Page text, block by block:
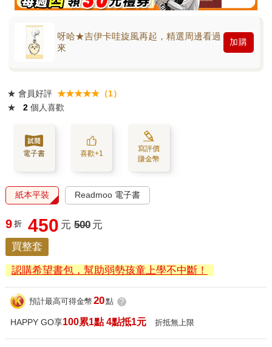
呀哈★吉伊卡哇旋風再起，精選周邊看過
來
加購
★ 會員好評 ★★★★★（1）
★
2 個人喜歡
電子書 喜歡+1
寫評價
賺金幣
紙本平裝 Readmoo 電子書
9 折 450 元 500 元
買整套
認購希望書包，幫助弱勢孩童上學不中斷！
預計最高可得金幣 20點 ?
HAPPY GO享100累1點 4點抵1元 折抵無上限